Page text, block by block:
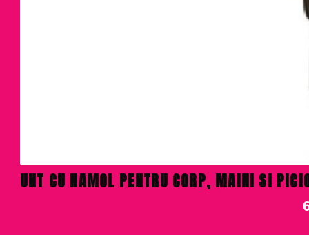
UNT CU NAMOL PENTRU CORP, MAINI SI